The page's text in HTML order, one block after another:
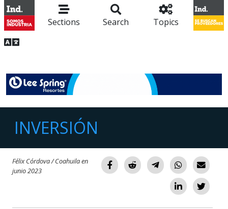
Sections Search Topics
INVERSIÓN
Félix Córdova / Coahuila en
junio 2023